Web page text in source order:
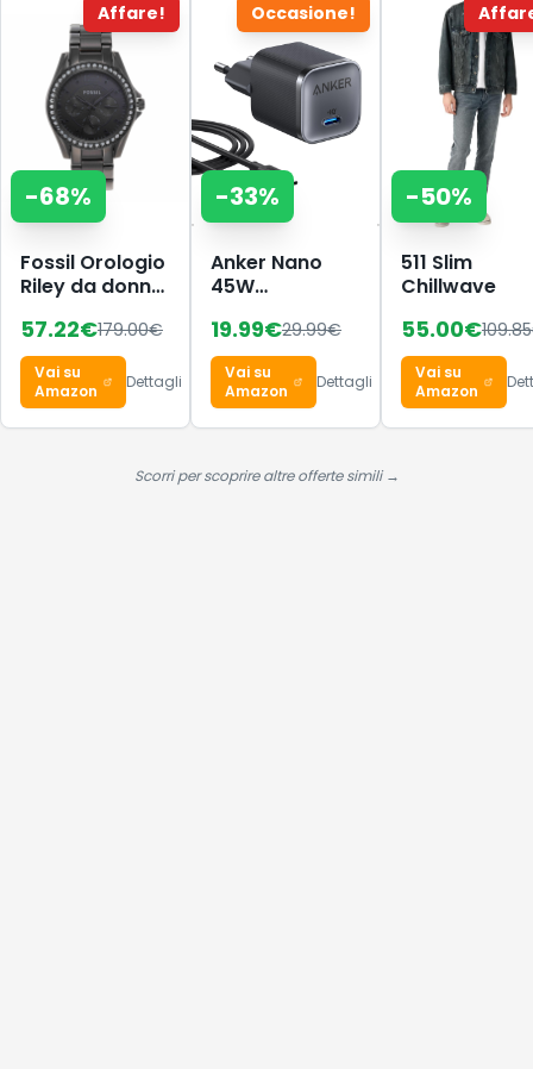
Affare!
-68%
Fossil Orologio
Riley da donna,
quarzo
multifunzione,
cassa in
acciaio
inossidabile
con bracciale
57.22€179.00€
Vai su
Amazon
Dettagli
Occasione!
-33%
Anker Nano
45W
USB-C
compatto e
pieghevole
19.99€29.99€
Vai su
Amazon
Dettagli
-50%
511 Slim
Chillwave
55.00€109.85
Vai su
Amazon
Scorri per scoprire altre offerte simili →